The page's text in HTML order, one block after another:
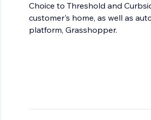
Choice to Threshold and
customer's home, as well as
platform, Grasshopper.